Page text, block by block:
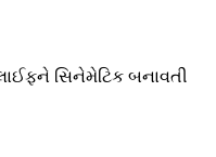
સિનેમેટિક બનાવતી